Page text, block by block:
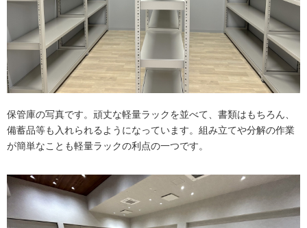
保管庫の写真です。頑丈な軽量ラックを並べて、書類はもちろん、
備蓄品等も入れられるようになっています。組み立てや分解の作業
が簡単なことも軽量ラックの利点の一つです。